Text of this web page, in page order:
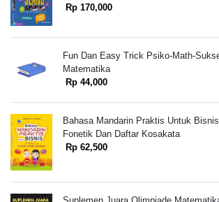
Rp 170,000
Fun Dan Easy Trick Psiko-Math-
Matematika
Rp 44,000
Bahasa Mandarin Praktis Untuk
Fonetik Dan Daftar Kosakata
Rp 62,500